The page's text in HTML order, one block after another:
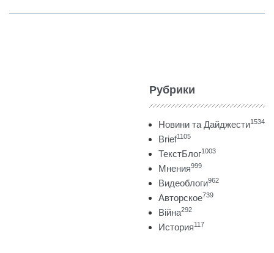
Рубрики
Новини та Дайджести1534
Brief1105
ТекстБлог1003
Мнения999
Видеоблоги962
Авторское739
Війна292
История117